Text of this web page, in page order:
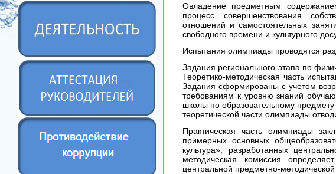
Овладение предметным
процесс совершенствования
отношений и самостоятельных
свободного времени и культурного
Испытания олимпиады проводятся
Задания регионального этапа по
Теоретико-методическая часть
Задания сформированы с учетом
требованиям к уровню знаний
школы по образовательному
теоретической части олимпиады
Практическая часть олимпиады
примерных основных
культура», разработанных
методическая комиссия
центральной предметно-методической